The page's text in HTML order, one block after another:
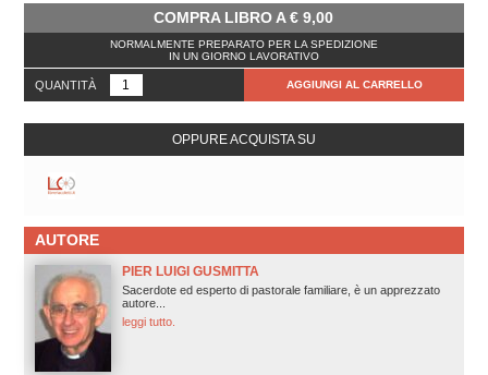
COMPRA LIBRO A€ 9,00
NORMALMENTE PREPARATO PER LA SPEDIZIONE
IN UN GIORNO LAVORATIVO
QUANTITÀ AGGIUNGI AL CARRELLO
OPPURE ACQUISTA SU
AUTORE
PIER LUIGI GUSMITTA
Sacerdote ed esperto di pastorale familiare, è un apprezzato
autore...
leggi tutto.